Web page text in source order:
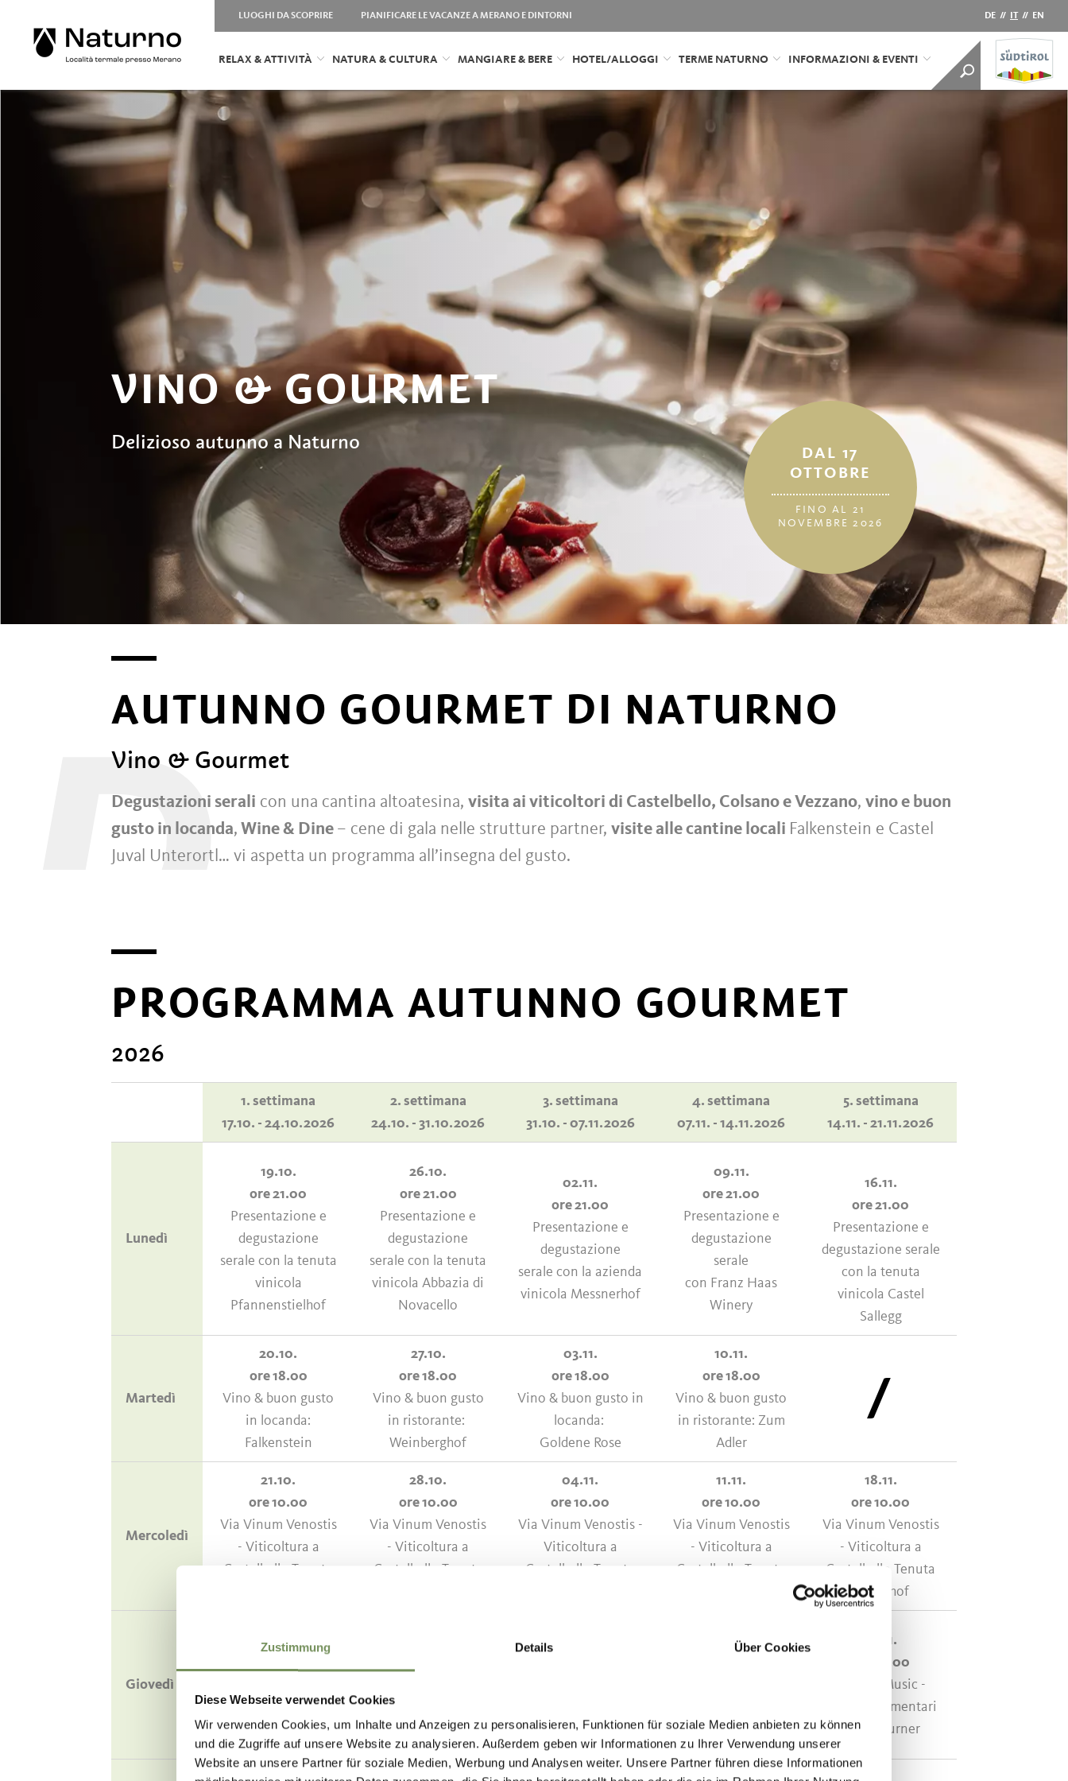
Zustimmung Details Über Cookies
Diese Webseite verwendet Cookies
Wir verwenden Cookies, um Inhalte und Anzeigen zu personalisieren, Funktionen für soziale Medien anbieten zu können
und die Zugriffe auf unsere Website zu analysieren. Außerdem geben wir Informationen zu Ihrer Verwendung unserer
Website an unsere Partner für soziale Medien, Werbung und Analysen weiter. Unsere Partner führen diese Informationen
LUOGHI DA SCOPRIRE PIANIFICARE LE VACANZE A MERANO E DINTORNI DE // IT // EN
RELAX & ATTIVITÀ NATURA & CULTURA MANGIARE & BERE HOTEL/ALLOGGI TERME NATURNO INFORMAZIONI & EVENTI
VINO & GOURMET
Delizioso autunno a Naturno
DAL 17
OTTOBRE
FINO AL 21
NOVEMBRE 2026
AUTUNNO GOURMET DI NATURNO
Vino & Gourmet
D
Degustazioni serali con una cantina altoatesina, visita ai viticoltori di Castelbello, Colsano e Vezzano, vino e buon
gusto in locanda, Wine & Dine – cene di gala nelle strutture partner, visite alle cantine locali Falkenstein e Castel
Juval Unterortl… vi aspetta un programma all’insegna del gusto.
PROGRAMMA AUTUNNO GOURMET
2026
1. settimana
17.10. - 24.10.2026
2. settimana
24.10. - 31.10.2026
3. settimana
31.10. - 07.11.2026
4. settimana
07.11. - 14.11.2026
5. settimana
14.11. - 21.11.2026
Lunedì
19.10.
ore 21.00
Presentazione e
degustazione
serale con la tenuta
vinicola
Pfannenstielhof
26.10.
ore 21.00
Presentazione e
degustazione
serale con la tenuta
vinicola Abbazia di
Novacello
02.11.
ore 21.00
Presentazione e
degustazione
serale con la azienda
vinicola Messnerhof
09.11.
ore 21.00
Presentazione e
degustazione
serale
con Franz Haas
Winery
16.11.
ore 21.00
Presentazione e
degustazione serale
con la tenuta
vinicola Castel
Sallegg
Martedì
20.10.
ore 18.00
Vino & buon gusto
in locanda:
Falkenstein
27.10.
ore 18.00
Vino & buon gusto
in ristorante:
Weinberghof
03.11.
ore 18.00
Vino & buon gusto in
locanda:
Goldene Rose
10.11.
ore 18.00
Vino & buon gusto
in ristorante: Zum
Adler
/
Mercoledì
21.10.
ore 10.00
Via Vinum Venostis
- Viticoltura a
Castelbello Tenuta
28.10.
ore 10.00
Via Vinum Venostis
- Viticoltura a
Castelbello Tenuta
04.11.
ore 10.00
Via Vinum Venostis -
Viticoltura a
Castelbello Tenuta
11.11.
ore 10.00
Via Vinum Venostis
- Viticoltura a
Castelbello Tenuta
18.11.
ore 10.00
Via Vinum Venostis
- Viticoltura a
Castelbello Tenuta
Befehlhof
Giovedì
ore 15.30
Viticoltura di
montagna
Azienda Castel Juval
Unterortl
Tenuta Falkenstein
Azienda Castel Juval
Unterortl
12.11.
Tenuta Falkenstein
19.11.
ore 19.00
Wine & Music -
negozio alimentari
Unterthurner
30.10.
06.11.